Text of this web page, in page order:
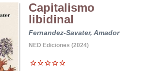
Capitalismo
libidinal
Fernandez-Savater, Amador
NED Ediciones (2024)